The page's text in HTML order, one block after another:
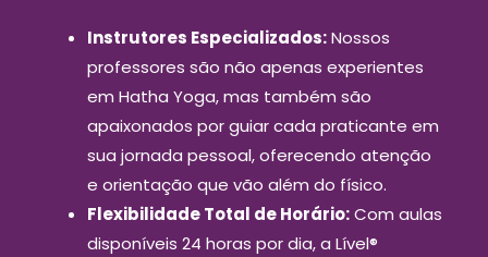
Instrutores Especializados:Nossos
professores são não apenas experientes
em Hatha Yoga, mas também são
apaixonados por guiar cada praticante em
sua jornada pessoal, oferecendo atenção
e orientação que vão além do físico.
Flexibilidade Total de Horário:Com aulas
disponíveis 24 horas por dia, a Lível®